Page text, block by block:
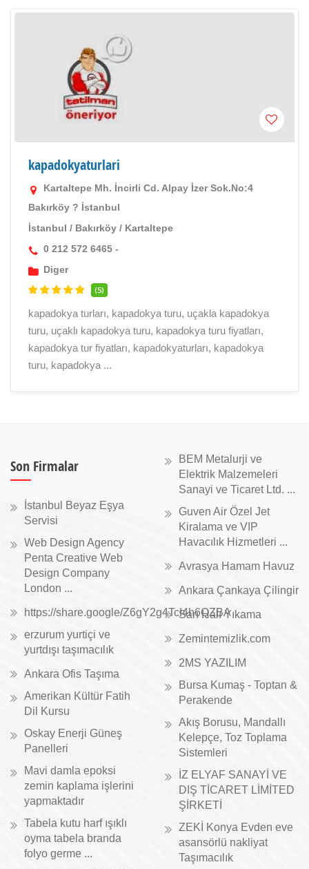
kapadokyaturlari
Kartaltepe Mh. İncirli Cd. Alpay İzer Sok.No:4
Bakırköy ? İstanbul
İstanbul / Bakırköy / Kartaltepe
0 212 572 6465 -
Diger
(5)
kapadokya turları, kapadokya turu, uçakla kapadokya
turu, uçaklı kapadokya turu, kapadokya turu fiyatları,
kapadokya tur fiyatları, kapadokyaturları, kapadokya
turu, kapadokya ...
Son Firmalar
İstanbul Beyaz Eşya
Servisi
Web Design Agency
Penta Creative Web
Design Company
London ...
https://share.google/Z6gY2g4TcI4h6QZBA
erzurum yurtiçi ve
yurtdışı taşımacılık
Ankara Ofis Taşıma
Amerikan Kültür Fatih
Dil Kursu
Oskay Enerji Güneş
Panelleri
Mavi damla epoksi
zemin kaplama işlerini
yapmaktadır
Tabela kutu harf ışıklı
oyma tabela branda
folyo germe ...
BEM Metalurji ve
Elektrik Malzemeleri
Sanayi ve Ticaret Ltd. ...
Guven Air Özel Jet
Kiralama ve VIP
Havacılık Hizmetleri ...
Avrasya Hamam Havuz
Ankara Çankaya Çilingir
Sarı Halı Yıkama
Zemintemizlik.com
2MS YAZILIM
Bursa Kumaş - Toptan &
Perakende
Akış Borusu, Mandallı
Kelepçe, Toz Toplama
Sistemleri
İZ ELYAF SANAYİ VE
DIŞ TİCARET LİMİTED
ŞİRKETİ
ZEKİ Konya Evden eve
asansörlü nakliyat
Taşımacılık